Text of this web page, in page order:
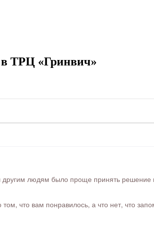
в ТРЦ «Гринвич»
людям было проще принять решение
что вам понравилось, а что нет, что